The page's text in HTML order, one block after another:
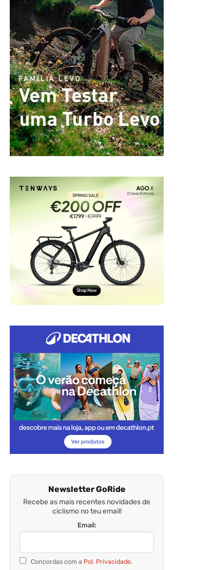
Newsletter GoRide
Recebe as mais recentes novidades de
ciclismo no teu email!
Email:
Concordas com a Pol. Privacidade.